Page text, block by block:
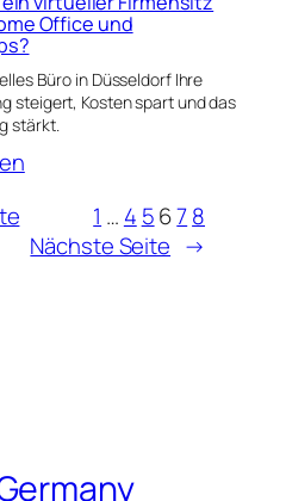
Office und
Büro in Düsseldorf Ihre
steigert, Kosten spart und das
stärkt.
1 … 4 5678
Nächste Seite →